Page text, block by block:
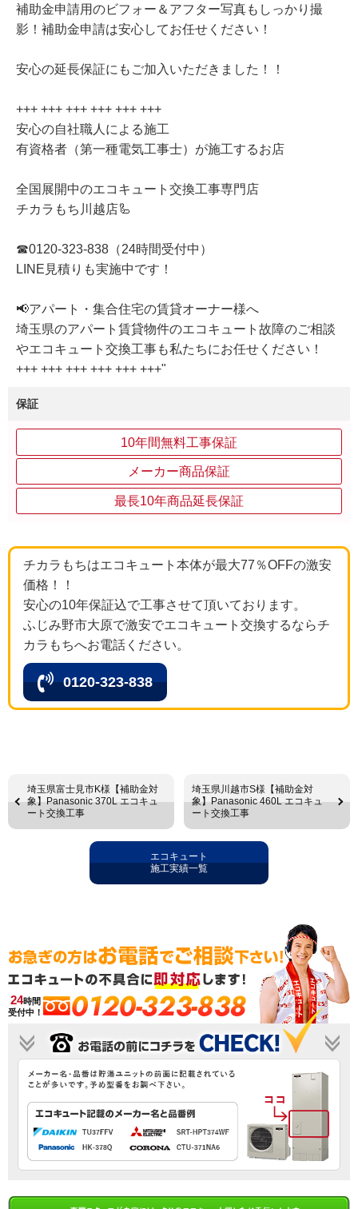
補助金申請用のビフォー＆アフター写真もしっかり撮
影！補助金申請は安心してお任せください！
安心の延長保証にもご加入いただきました！！
+++ +++ +++ +++ +++ +++
安心の自社職人による施工
有資格者（第一種電気工事士）が施工するお店
全国展開中のエコキュート交換工事専門店
チカラもち川越店🦾
☎0120-323-838（24時間受付中）
LINE見積りも実施中です！
📢アパート・集合住宅の賃貸オーナー様へ
埼玉県のアパート賃貸物件のエコキュート故障のご相談
やエコキュート交換工事も私たちにお任せください！
+++ +++ +++ +++ +++ +++"
保証
10年間無料工事保証
メーカー商品保証
最長10年商品延長保証
チカラもちはエコキュート本体が最大77％OFFの激安
価格！！
安心の10年保証込で工事させて頂いております。
ふじみ野市大原で激安でエコキュート交換するならチ
カラもちへお電話ください。
0120-323-838
埼玉県富士見市K様【補助金対
象】Panasonic 370L エコキュ
ート交換工事
埼玉県川越市S様【補助金対
象】Panasonic 460L エコキュ
ート交換工事
エコキュート
施工実績一覧
24時間
受付中！
0120-323-838